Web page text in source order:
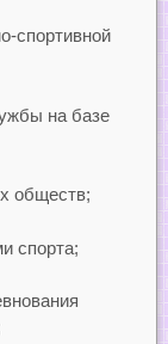
спортивной
на базе
обществ;
спорта;